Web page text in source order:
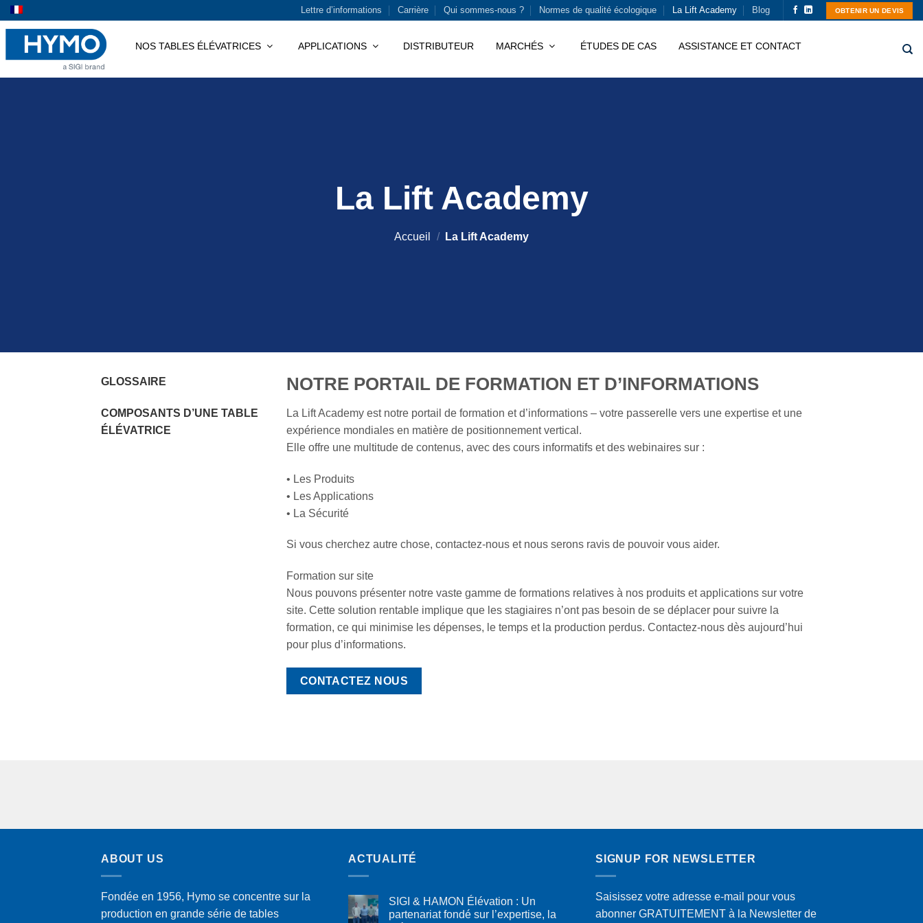
Passer
contenu
Lettre d’informations Carrière Qui sommes-nous ? Normes de qualité écologique La Lift Academy Blog OBTENIR UN DEVIS
NOS TABLES ÉLÉVATRICES APPLICATIONS DISTRIBUTEUR MARCHÉS ÉTUDES DE CAS ASSISTANCE ET CONTACT
La Lift Academy
Accueil / La Lift Academy
GLOSSAIRE
COMPOSANTS D’UNE TABLE
ÉLÉVATRICE
NOTRE PORTAIL DE FORMATION ET D’INFORMATIONS
La Lift Academy est notre portail de formation et d’informations – votre passerelle vers une expertise et une
expérience mondiales en matière de positionnement vertical.
Elle offre une multitude de contenus, avec des cours informatifs et des webinaires sur :
• Les Produits
• Les Applications
• La Sécurité
Si vous cherchez autre chose, contactez-nous et nous serons ravis de pouvoir vous aider.
Formation sur site
Nous pouvons présenter notre vaste gamme de formations relatives à nos produits et applications sur votre
site. Cette solution rentable implique que les stagiaires n’ont pas besoin de se déplacer pour suivre la
formation, ce qui minimise les dépenses, le temps et la production perdus. Contactez-nous dès aujourd’hui
pour plus d’informations.
CONTACTEZ NOUS
ABOUT US
Fondée en 1956, Hymo se concentre sur la
production en grande série de tables
ACTUALITÉ
SIGI & HAMON Élévation : Un
partenariat fondé sur l’expertise, la
SIGNUP FOR NEWSLETTER
Saisissez votre adresse e-mail pour vous
abonner GRATUITEMENT à la Newsletter de